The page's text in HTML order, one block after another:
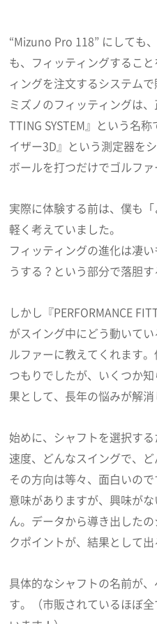
“Mizuno Pro 118” にしても
も、フィッティングするこ
ィングを注文するシステムで
ミズノのフィッティングは、
TTING SYSTEM』という名
イザー3D』という測定器を
ボールを打つだけでゴルファ
実際に体験する前は、僕も
軽く考えていました。
フィッティングの進化は凄
うする？という部分で落胆
しかし『PERFORMANCE
がスイング中にどう動いて
ルファーに教えてくれます
つもりでしたが、いくつか
果として、長年の悩みが解消
始めに、シャフトを選択する
速度、どんなスイングで、ど
その方向は等々、面白いの
意味がありますが、興味が
ん。データから導き出した
クポイントが、結果として出
具体的なシャフトの名前が
す。（市販されているほぼ